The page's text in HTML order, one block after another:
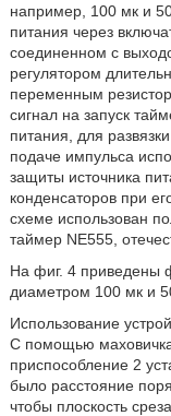
например, 100 мк и
питания через
соединенном с
регулятором
переменным
сигнал на запуск
питания, для
подаче импульса
защиты источника
конденсаторов при
схеме использован
таймер NE555,
На фиг. 4 приведены
диаметром 100 мк и
Использование
С помощью
приспособление 2
было расстояние
чтобы плоскость